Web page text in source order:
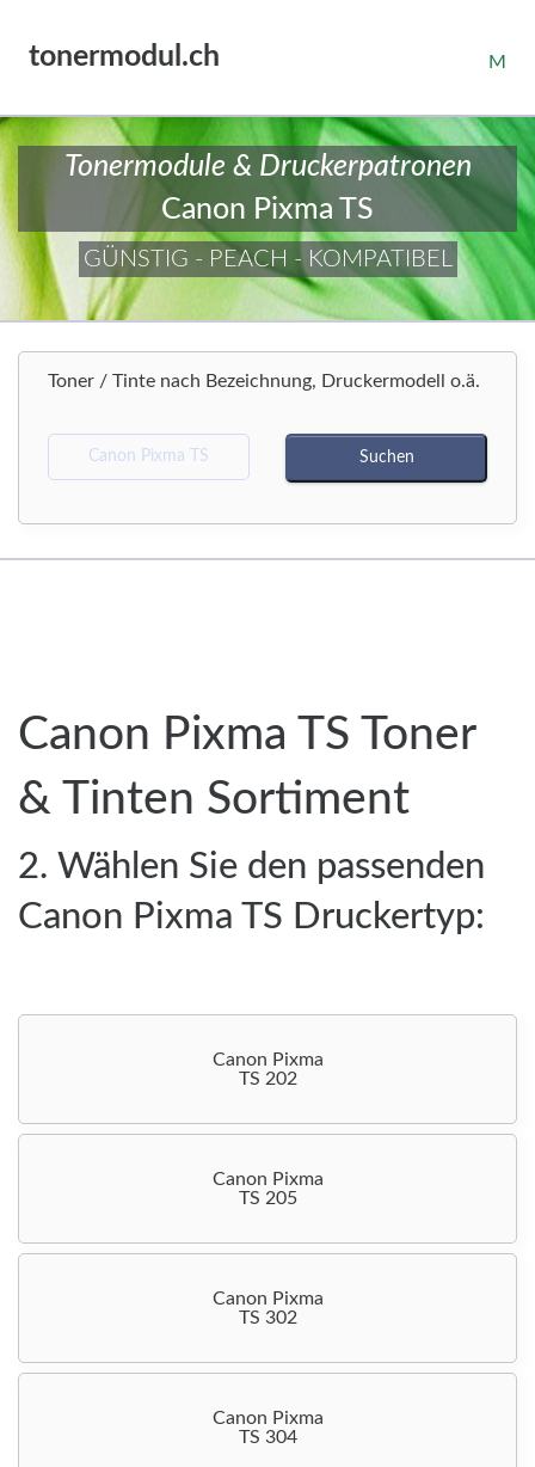
tonermodul.ch M
Tonermodule & Druckerpatronen
Canon Pixma TS
GÜNSTIG - PEACH - KOMPATIBEL
Toner / Tinte nach Bezeichnung, Druckermodell o.ä.
Canon Pixma TS Toner
& Tinten Sortiment
2. Wählen Sie den passenden
Canon Pixma TS Druckertyp:
Canon Pixma
TS 202
Canon Pixma
TS 205
Canon Pixma
TS 302
Canon Pixma
TS 304